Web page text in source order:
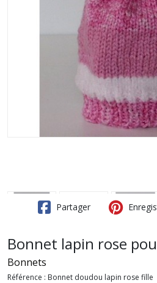
Partager
Bonnet lapin rose
Bonnets
Référence : Bonnet doudou lapin rose fille